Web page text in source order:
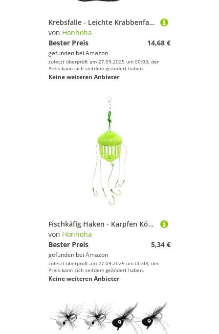
Krebsfalle - Leichte Krabbenfalle | Krebsreuse Ausrüstung Für Fang Von Krabben Aal Süßwasser Salzwasser
von Honhoha
Bester Preis
14,68 €
gefunden bei Amazon
zuletzt überprüft am 27.09.2025 um 00:03; der
Preis kann sich seitdem geändert haben.
Keine weiteren Anbieter
Fischkäfig Haken - Karpfen Köderfalle mit 7 Haken,Köderhalter Set Fischfang Ausrüstung Zubehör Für Anfänger Erwachsene Amateure Enthusiasten
von Honhoha
Bester Preis
5,34 €
gefunden bei Amazon
zuletzt überprüft am 27.09.2025 um 00:03; der
Preis kann sich seitdem geändert haben.
Keine weiteren Anbieter